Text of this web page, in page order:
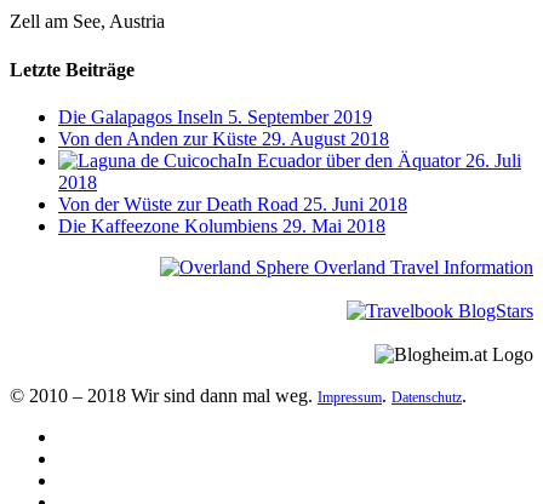
Zell am See, Austria
Letzte Beiträge
Die Galapagos Inseln 5. September 2019
Von den Anden zur Küste 29. August 2018
In Ecuador über den Äquator 26. Juli
2018
Von der Wüste zur Death Road 25. Juni 2018
Die Kaffeezone Kolumbiens 29. Mai 2018
© 2010 – 2018 Wir sind dann mal weg. Impressum. Datenschutz.